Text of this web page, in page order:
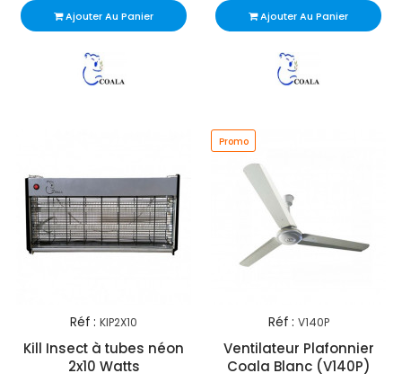
Ajouter Au Panier Ajouter Au Panier
Réf : KIP2X10
Kill Insect à tubes néon
2x10 Watts
Promo
Réf : V140P
Ventilateur Plafonnier
Coala Blanc (V140P)